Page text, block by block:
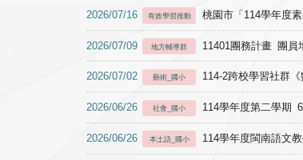
2026/07/16 有效學習推動 桃園市「114學年度
2026/07/09 地方輔導群 11401團務計畫 團員
2026/07/02 藝術_國小 114-2跨校學習社群
2026/06/26 社會_國小 114學年度第二學期
2026/06/26 本土語_國小 114學年度閩南語文